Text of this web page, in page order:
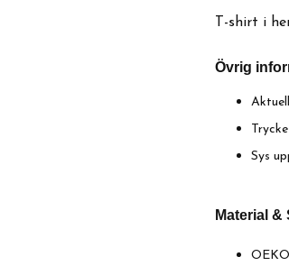
T-shirt i
Övrig
Sys
Material &